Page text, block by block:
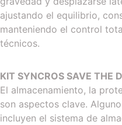
ajustando el equilibrio,
manteniendo el control
técnicos.
KIT SYNCROS SAVE THE
El almacenamiento, la
son aspectos clave.
incluyen el sistema de